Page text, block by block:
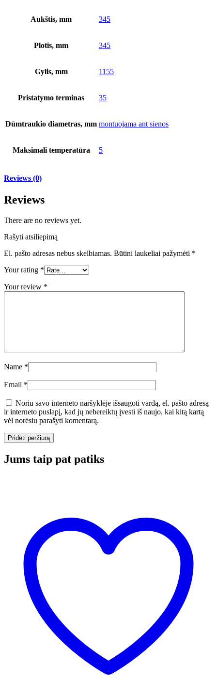
Aukštis, mm 345
Plotis, mm 345
Gylis, mm 1155
Pristatymo terminas 35
Dūmtraukio diametras, mm montuojama ant sienos
Maksimali temperatūra 5
Reviews (0)
Reviews
There are no reviews yet.
Rašyti atsiliepimą
El. pašto adresas nebus skelbiamas. Būtini laukeliai pažymėti *
Your rating *
Your review *
Name *
Email *
Noriu savo interneto naršyklėje išsaugoti vardą, el. pašto adresą
ir interneto puslapį, kad jų nebereiktų įvesti iš naujo, kai kitą kartą
vėl norėsiu parašyti komentarą.
Jums taip pat patiks